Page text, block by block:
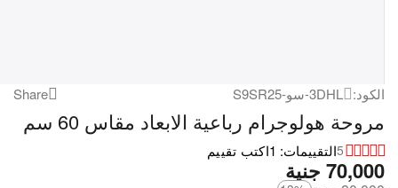
الكود: 3DHL-سو-S9SR25 Share
مروحة هولوجرام رباعية الابعاد مقاس 60 سم
5التقييمات: 1 اكتب تقييم
جنية 70,000